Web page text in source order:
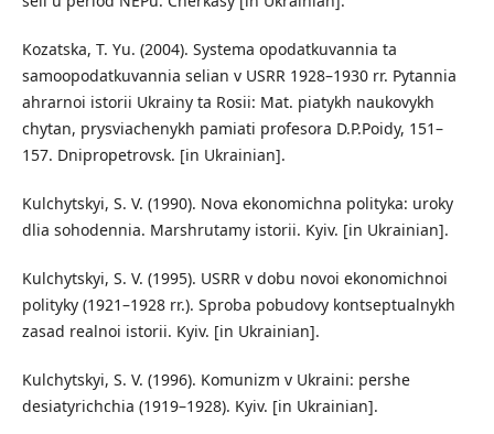
Kozatska, T. Yu. (2004). Systema opodatkuvannia ta
samoopodatkuvannia selian v USRR 1928–1930 rr. Pytannia
ahrarnoi istorii Ukrainy ta Rosii: Mat. piatykh naukovykh
chytan, prysviachenykh pamiati profesora D.P.Poidy, 151–
157. Dnipropetrovsk. [in Ukrainian].
Kulchytskyi, S. V. (1990). Nova ekonomichna polityka: uroky
dlia sohodennia. Marshrutamy istorii. Kyiv. [in Ukrainian].
Kulchytskyi, S. V. (1995). USRR v dobu novoi ekonomichnoi
polityky (1921–1928 rr.). Sproba pobudovy kontseptualnykh
zasad realnoi istorii. Kyiv. [in Ukrainian].
Kulchytskyi, S. V. (1996). Komunizm v Ukraini: pershe
desiatyrichchia (1919–1928). Kyiv. [in Ukrainian].